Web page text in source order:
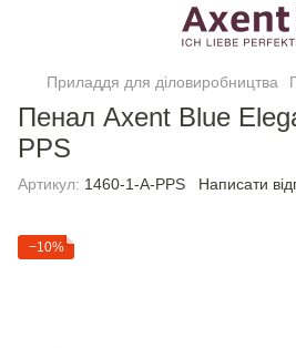
Приладдя для діловиробництва
Пенал Axent Blue
PPS
Артикул: 1460-1-A-PPS Написати
−10%